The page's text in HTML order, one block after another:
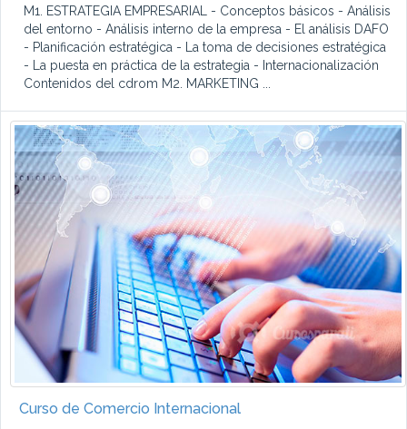
M1. ESTRATEGIA EMPRESARIAL - Conceptos básicos - Análisis
del entorno - Análisis interno de la empresa - El análisis DAFO
- Planificación estratégica - La toma de decisiones estratégica
- La puesta en práctica de la estrategia - Internacionalización
Contenidos del cdrom M2. MARKETING ...
Curso de Comercio Internacional